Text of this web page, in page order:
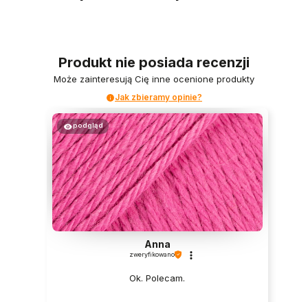
Produkt nie posiada recenzji
Może zainteresują Cię inne ocenione produkty
Jak zbieramy opinie?
podgląd
Anna
zweryfikowano
Ok. Polecam.